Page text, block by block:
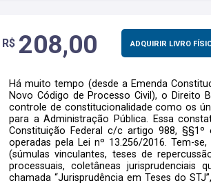
R$ 208,00 ADQUIRIR LIVRO
Há muito tempo (desde a Emenda
Novo Código de Processo Civil), o Direito
controle de constitucionalidade como os
para a Administração Pública. Essa
Constituição Federal c/c artigo 988,
operadas pela Lei nº 13.256/2016. Tem-
(súmulas vinculantes, teses de
processuais, coletâneas
chamada “Jurisprudência em Teses do